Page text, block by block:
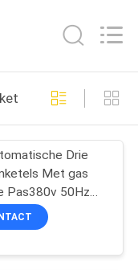
55
41
Drie
Met gas
Pas380v 50Hz
Ton